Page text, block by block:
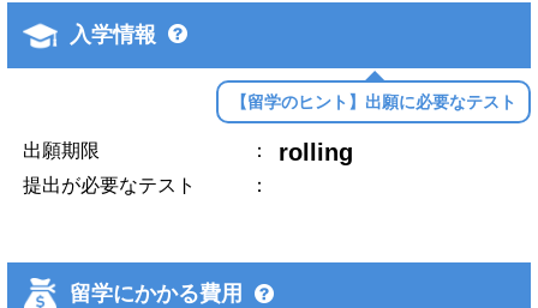
入学情報
【留学のヒント】出願に必要なテスト
出願期限 ： rolling
提出が必要なテスト ：
留学にかかる費用